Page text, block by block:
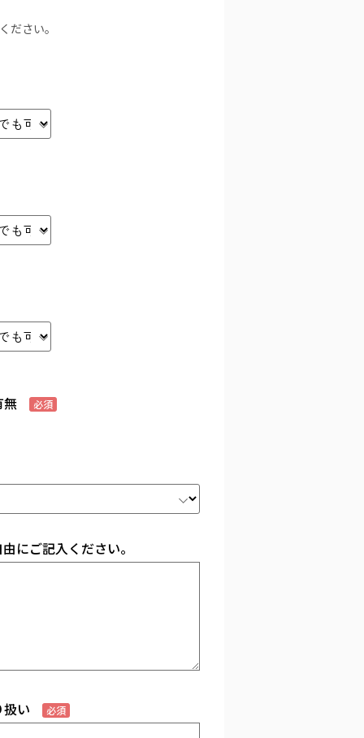
ださい。
無 必須
にご記入ください。
い 必須